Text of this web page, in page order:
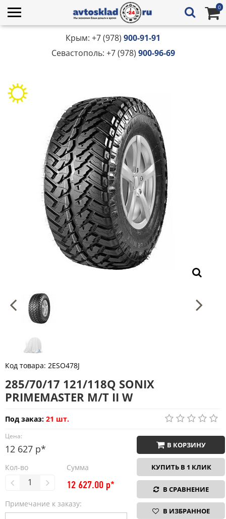
0
Крым: +7 (978) 900-91-91
Севастополь: +7 (978) 900-96-69
Код товара: 2ESO478J
285/70/17 121/118Q SONIX
PRIMEMASTER M/T II W
Под заказ: 21 шт.
Цена:
12 627 р*
Кол-во Сумма
12 627.00 р*
Примечание к заказу:
В КОРЗИНУ
КУПИТЬ В 1 КЛИК
В СРАВНЕНИЕ
В ИЗБРАННОЕ